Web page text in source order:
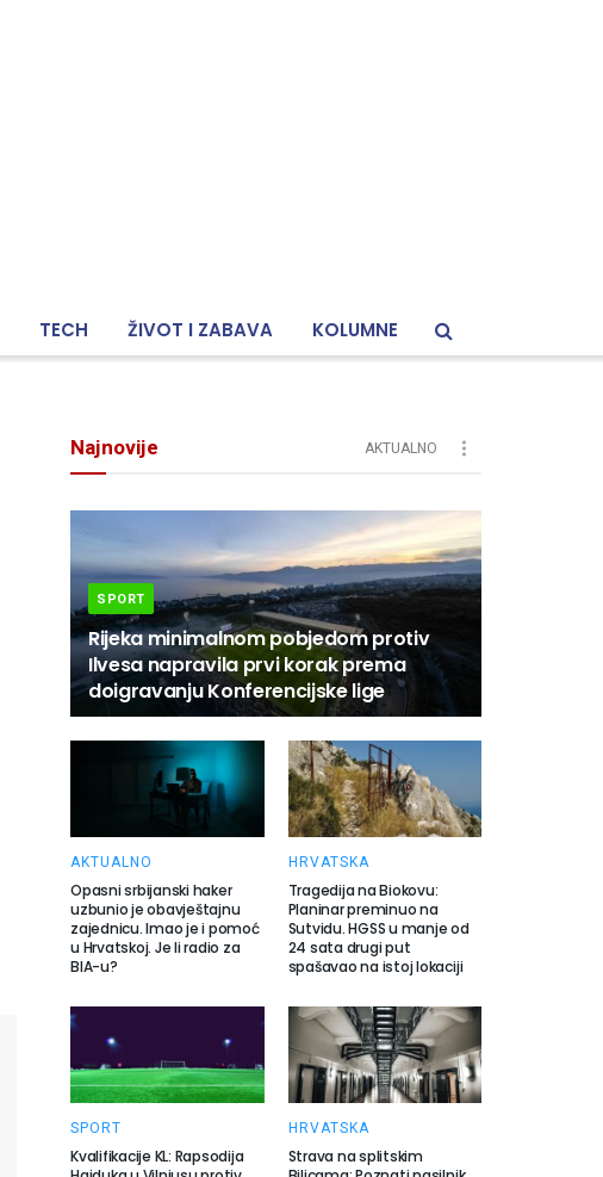
TECH ŽIVOT I ZABAVA KOLUMNE
Najnovije AKTUALNO
SPORT
Rijeka minimalnom pobjedom protiv
Ilvesa napravila prvi korak prema
doigravanju Konferencijske lige
AKTUALNO
Opasni srbijanski haker
uzbunio je obavještajnu
zajednicu. Imao je i pomoć
u Hrvatskoj. Je li radio za
BIA-u?
HRVATSKA
Tragedija na Biokovu:
Planinar preminuo na
Sutvidu. HGSS u manje od
24 sata drugi put
spašavao na istoj lokaciji
SPORT
Kvalifikacije KL: Rapsodija
HRVATSKA
Strava na splitskim